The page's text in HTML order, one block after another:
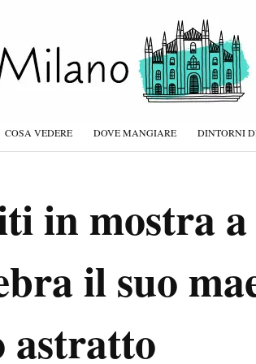
COSA VEDERE DOVE MANGIARE DINTORNI
in mostra a
il suo
astratto